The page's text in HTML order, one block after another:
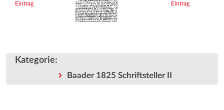
Eintrag
Eintrag
Kategorie:
Baader 1825 Schriftsteller II